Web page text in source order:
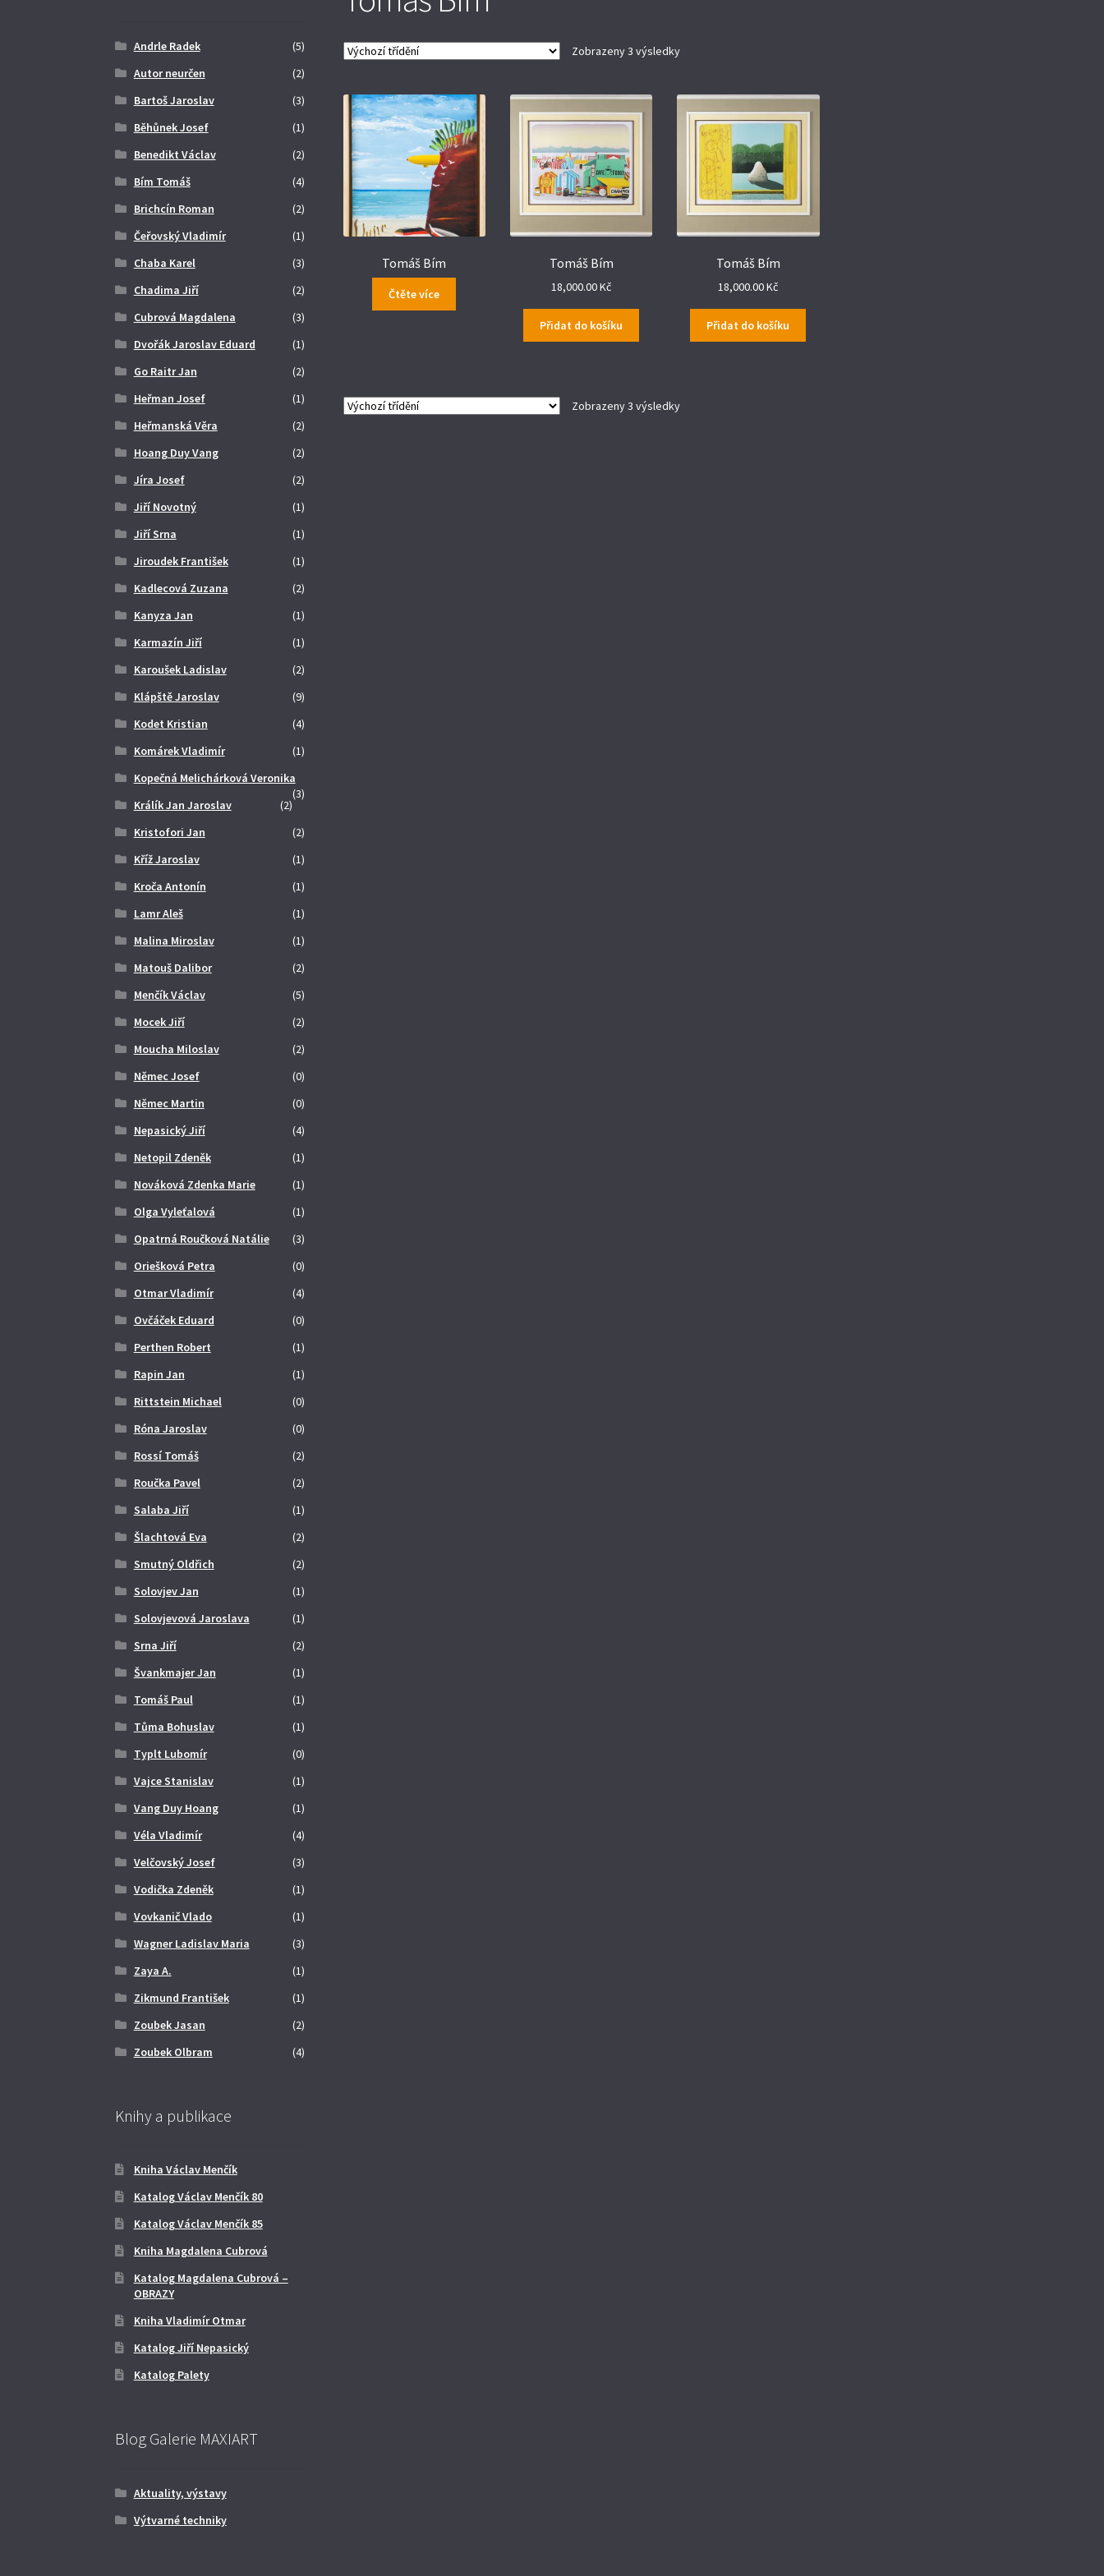
Zobrazeny 3 výsledky
Tomáš Bím
Čtěte více
Tomáš Bím
18,000.00Kč
Přidat do košíku
Tomáš Bím
18,000.00Kč
Přidat do košíku
Zobrazeny 3 výsledky
Andrle Radek
(5)
Autor neurčen
(2)
Bartoš Jaroslav
(3)
Běhůnek Josef
(1)
Benedikt Václav
(2)
Bím Tomáš
(4)
Brichcín Roman
(2)
Čeřovský Vladimír
(1)
Chaba Karel
(3)
Chadima Jiří
(2)
Cubrová Magdalena
(3)
Dvořák Jaroslav Eduard
(1)
Go Raitr Jan
(2)
Heřman Josef
(1)
Heřmanská Věra
(2)
Hoang Duy Vang
(2)
Jíra Josef
(2)
Jiří Novotný
(1)
Jiří Srna
(1)
Jiroudek František
(1)
Kadlecová Zuzana
(2)
Kanyza Jan
(1)
Karmazín Jiří
(1)
Karoušek Ladislav
(2)
Klápště Jaroslav
(9)
Kodet Kristian
(4)
Komárek Vladimír
(1)
Kopečná Melichárková Veronika
(3)
Králík Jan Jaroslav
(2)
Kristofori Jan
(2)
Kříž Jaroslav
(1)
Kroča Antonín
(1)
Lamr Aleš
(1)
Malina Miroslav
(1)
Matouš Dalibor
(2)
Menčík Václav
(5)
Mocek Jiří
(2)
Moucha Miloslav
(2)
Němec Josef
(0)
Němec Martin
(0)
Nepasický Jiří
(4)
Netopil Zdeněk
(1)
Nováková Zdenka Marie
(1)
Olga Vyleťalová
(1)
Opatrná Roučková Natálie
(3)
Oriešková Petra
(0)
Otmar Vladimír
(4)
Ovčáček Eduard
(0)
Perthen Robert
(1)
Rapin Jan
(1)
Rittstein Michael
(0)
Róna Jaroslav
(0)
Rossí Tomáš
(2)
Roučka Pavel
(2)
Salaba Jiří
(1)
Šlachtová Eva
(2)
Smutný Oldřich
(2)
Solovjev Jan
(1)
Solovjevová Jaroslava
(1)
Srna Jiří
(2)
Švankmajer Jan
(1)
Tomáš Paul
(1)
Tůma Bohuslav
(1)
Typlt Lubomír
(0)
Vajce Stanislav
(1)
Vang Duy Hoang
(1)
Véla Vladimír
(4)
Velčovský Josef
(3)
Vodička Zdeněk
(1)
Vovkanič Vlado
(1)
Wagner Ladislav Maria
(3)
Zaya A.
(1)
Zikmund František
(1)
Zoubek Jasan
(2)
Zoubek Olbram
(4)
Knihy a publikace
Kniha Václav Menčík
Katalog Václav Menčík 80
Katalog Václav Menčík 85
Kniha Magdalena Cubrová
Katalog Magdalena Cubrová –
OBRAZY
Kniha Vladimír Otmar
Katalog Jiří Nepasický
Katalog Palety
Blog Galerie MAXIART
Aktuality, výstavy
Výtvarné techniky